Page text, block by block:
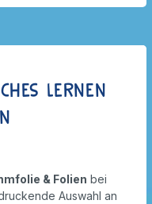
Lernen
& Folien bei
Auswahl an